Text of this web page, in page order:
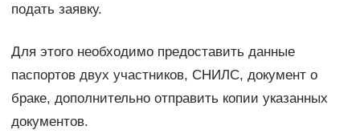
подать заявку.
Для этого необходимо предоставить данные
паспортов двух участников, СНИЛС, документ о
браке, дополнительно отправить копии указанных
документов.